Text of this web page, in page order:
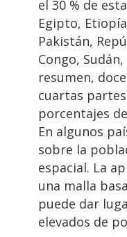
el 30 % de
Egipto,
Pakistán,
Congo,
resumen,
cuartas
porcentajes
En algunos
sobre la
espacial. La
una malla
puede dar
elevados de